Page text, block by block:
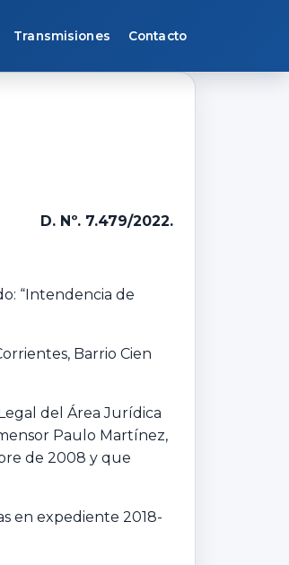
Transmisiones Contacto
D. Nº. 7.479/2022.
“Intendencia de
Barrio Cien
del Área Jurídica
Paulo Martínez,
de 2008 y que
en expediente 2018-